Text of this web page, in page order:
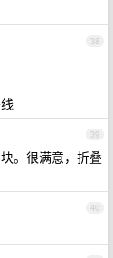
38
39
。很满意，折叠
40